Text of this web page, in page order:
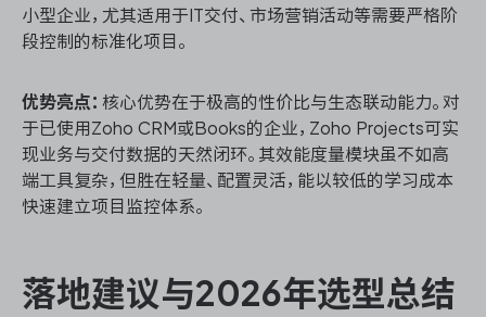
小型企业，尤其适用于IT交付、市场营销活动等需要严格阶
段控制的标准化项目。
优势亮点： 核心优势在于极高的性价比与生态联动能力。对
于已使用Zoho CRM或Books的企业，Zoho Projects可实
现业务与交付数据的天然闭环。其效能度量模块虽不如高
端工具复杂，但胜在轻量、配置灵活，能以较低的学习成本
快速建立项目监控体系。
落地建议与2026年选型总结